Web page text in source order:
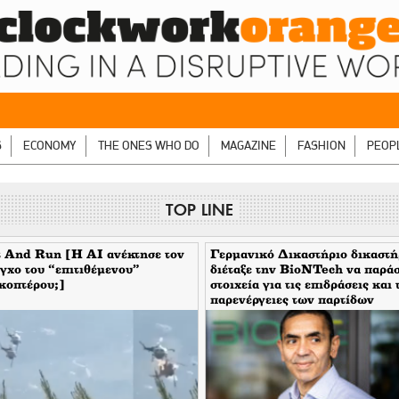
ECONOMY THE ONES WHO DO MAGAZINE FASHION
TOP LINE
Run [H ΑΙ ανέκτησε τον
του “επιτιθέμενου”
Γερμανικό Δικαστήριο
διέταξε την BioNTech να
στοιχεία για τις επιδράσεις και
παρενέργειες των παρτίδων
FE6975 και 1D020A